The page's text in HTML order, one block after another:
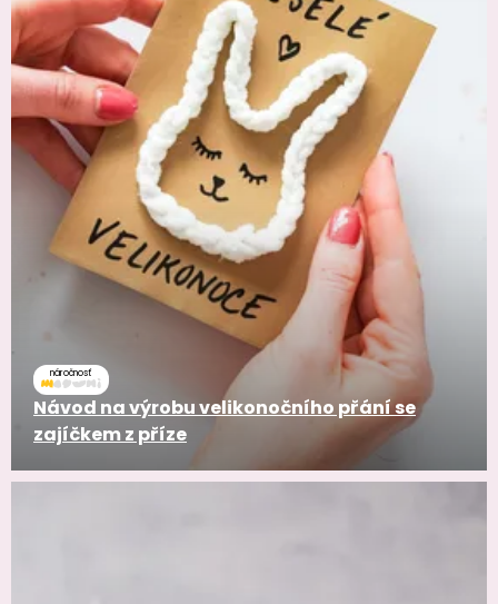
náročnosť
Návod na výrobu velikonočního přání se
zajíčkem z příze